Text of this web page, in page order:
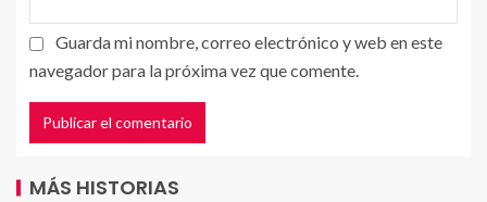
Guarda mi nombre, correo electrónico y web en este
navegador para la próxima vez que comente.
MÁS HISTORIAS